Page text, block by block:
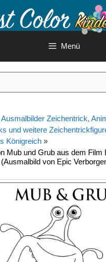
Menü
Ausmalbilder Zeichentrick,
und weitere
Königreich »
Mub und Grub aus dem Film
von Epic